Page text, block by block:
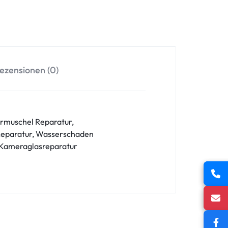
(0)
Reparatur,
Wasserschaden